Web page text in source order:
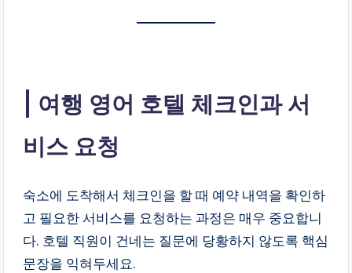
여행 영어 호텔 체크인과 서
비스 요청
숙소에 도착해서 체크인을 할 때 예약 내역을 확인하
고 필요한 서비스를 요청하는 과정은 매우 중요합니
다. 호텔 직원이 건네는 질문에 당황하지 않도록 핵심
문장을 익혀두세요.